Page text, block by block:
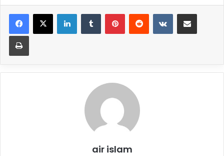
LinkedinTumblr PinterestReddit VKontaktePartager par email
Imprimer
air islam